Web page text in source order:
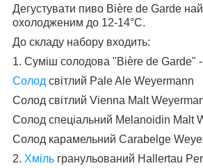
Дегустувати пиво Bière de Garde
охолодженим до 12-14°С.
До складу набору входить:
1. Суміш солодова "Bière de Garde" -
Солод світлий Pale Ale Weyermann
Солод світлий Vienna Malt
Солод спеціальний Melanoidin Malt
Солод карамельний Carabelge
2. Хміль гранульований Hallertau